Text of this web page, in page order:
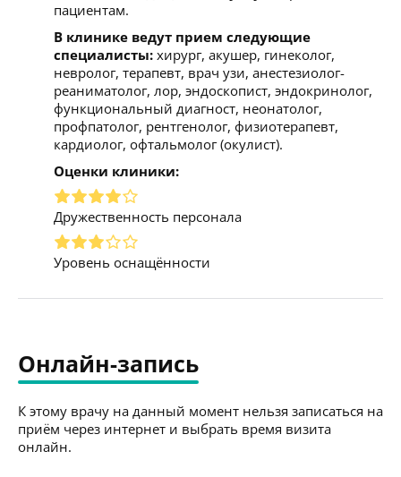
пациентам.
В клинике ведут прием следующие
специалисты: хирург, акушер, гинеколог,
невролог, терапевт, врач узи, анестезиолог-
реаниматолог, лор, эндоскопист, эндокринолог,
функциональный диагност, неонатолог,
профпатолог, рентгенолог, физиотерапевт,
кардиолог, офтальмолог (окулист).
Оценки клиники:
Дружественность персонала
Уровень оснащённости
Онлайн-запись
К этому врачу на данный момент нельзя записаться на
приём через интернет и выбрать время визита
онлайн.